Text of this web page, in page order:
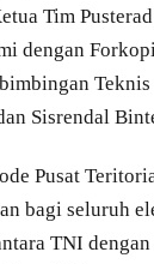
Tim
dengan
Sisrendal
Pusat
bagi seluruh
TNI